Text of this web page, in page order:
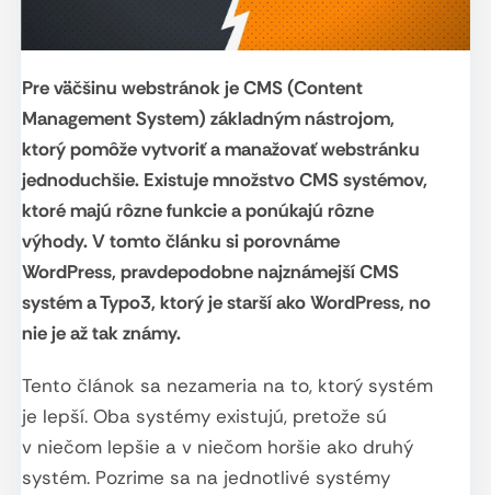
Pre väčšinu webstránok je CMS (Content
Management System) základným nástrojom,
ktorý pomôže vytvoriť a manažovať webstránku
jednoduchšie. Existuje množstvo CMS systémov,
ktoré majú rôzne funkcie a ponúkajú rôzne
výhody. V tomto článku si porovnáme
WordPress, pravdepodobne najznámejší CMS
systém a Typo3, ktorý je starší ako WordPress, no
nie je až tak známy.
Tento článok sa nezameria na to, ktorý systém
je lepší. Oba systémy existujú, pretože sú
v niečom lepšie a v niečom horšie ako druhý
systém. Pozrime sa na jednotlivé systémy